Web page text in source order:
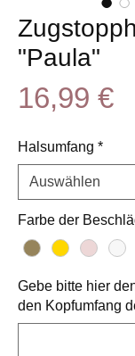
"Paula"
16,99 €
Halsumfang *
Farbe der
Gebe bitte hier
den Kopfumfang